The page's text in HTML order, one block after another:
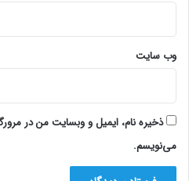
وب‌ سایت
ذخیره نام، ایمیل و وبسایت من در
می‌نویسم.